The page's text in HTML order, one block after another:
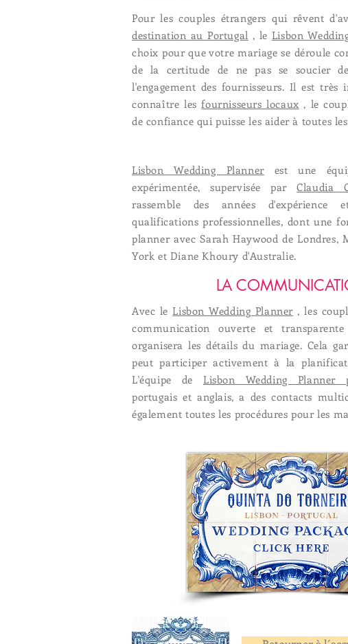
Pour les couples étrangers qui rêvent
destination au Portugal , le Lisbon
choix pour que votre mariage se déroule
de la certitude de ne pas se soucier
l'engagement des fournisseurs. Il est très
connaître lesfournisseurs locaux , le
de confiance qui puisse les aider à toutes
Lisbon Wedding Plannerest une
expérimentée, supervisée parClaudia
rassemble des années d'expérience
qualifications professionnelles, dont une
planner avec Sarah Haywood de Londres,
York et Diane Khoury d'Australie.
LA
Avec leLisbon Wedding Planner , les
communication ouverte et
organisera les détails du mariage. Cela
peut participer activement à la
L'équipe de Lisbon Wedding Planner
portugais et anglais, a des contacts
également toutes les procédures pour les